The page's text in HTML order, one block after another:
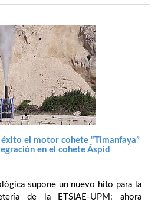
éxito el motor cohete “Timanfaya”
en el cohete Áspid
supone un nuevo hito para la
de la ETSIAE-UPM: ahora